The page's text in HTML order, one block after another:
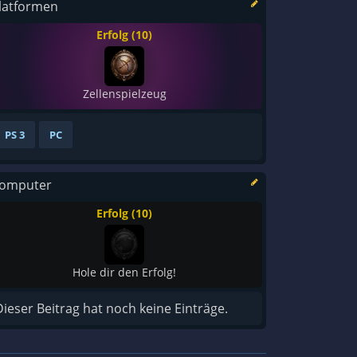
Erfolg (10)
Zellenspielzeug
PS 3 PC
Erfolg (10)
Hole dir den Erfolg!
Beitrag hat noch keine Einträge.